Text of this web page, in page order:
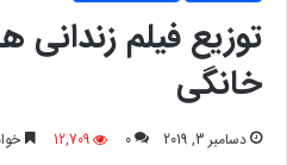
توزیع فیلم زندانی
خانگی
دسامبر 3, 2019 0
12,709